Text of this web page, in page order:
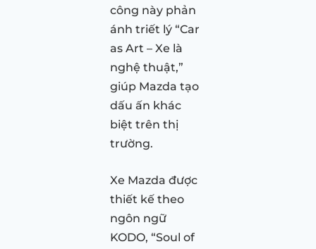
công này phản
ánh triết lý “Car
as Art – Xe là
nghệ thuật,”
giúp Mazda tạo
dấu ấn khác
biệt trên thị
trường.
Xe Mazda được
thiết kế theo
ngôn ngữ
KODO, “Soul of